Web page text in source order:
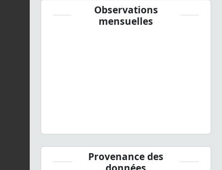
Observations
mensuelles
Provenance des